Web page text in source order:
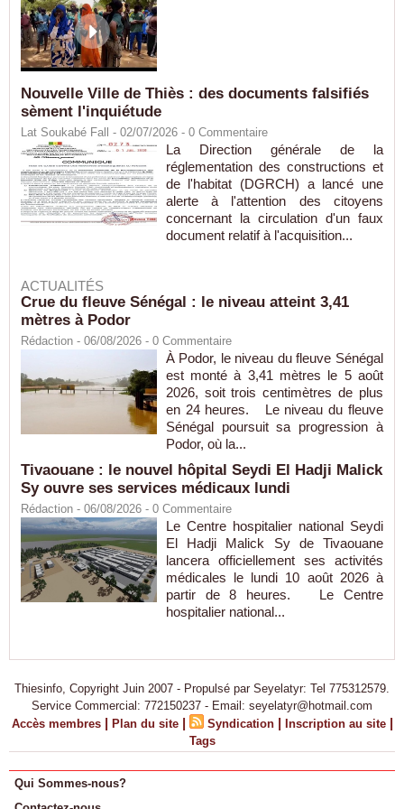
Nouvelle Ville de Thiès : des documents falsifiés
sèment l'inquiétude
Lat Soukabé Fall - 02/07/2026 - 0 Commentaire
La Direction générale de la
réglementation des constructions et
de l'habitat (DGRCH) a lancé une
alerte à l'attention des citoyens
concernant la circulation d'un faux
document relatif à l'acquisition...
ACTUALITÉS
Crue du fleuve Sénégal : le niveau atteint 3,41
mètres à Podor
Rédaction - 06/08/2026 - 0 Commentaire
À Podor, le niveau du fleuve Sénégal
est monté à 3,41 mètres le 5 août
2026, soit trois centimètres de plus
en 24 heures. Le niveau du fleuve
Sénégal poursuit sa progression à
Podor, où la...
Tivaouane : le nouvel hôpital Seydi El Hadji Malick
Sy ouvre ses services médicaux lundi
Rédaction - 06/08/2026 - 0 Commentaire
Le Centre hospitalier national Seydi
El Hadji Malick Sy de Tivaouane
lancera officiellement ses activités
médicales le lundi 10 août 2026 à
partir de 8 heures. Le Centre
hospitalier national...
Thiesinfo, Copyright Juin 2007 - Propulsé par Seyelatyr: Tel 775312579.
Service Commercial: 772150237 - Email: seyelatyr@hotmail.com
Accès membres | Plan du site | Syndication | Inscription au site |
Tags
Qui Sommes-nous?